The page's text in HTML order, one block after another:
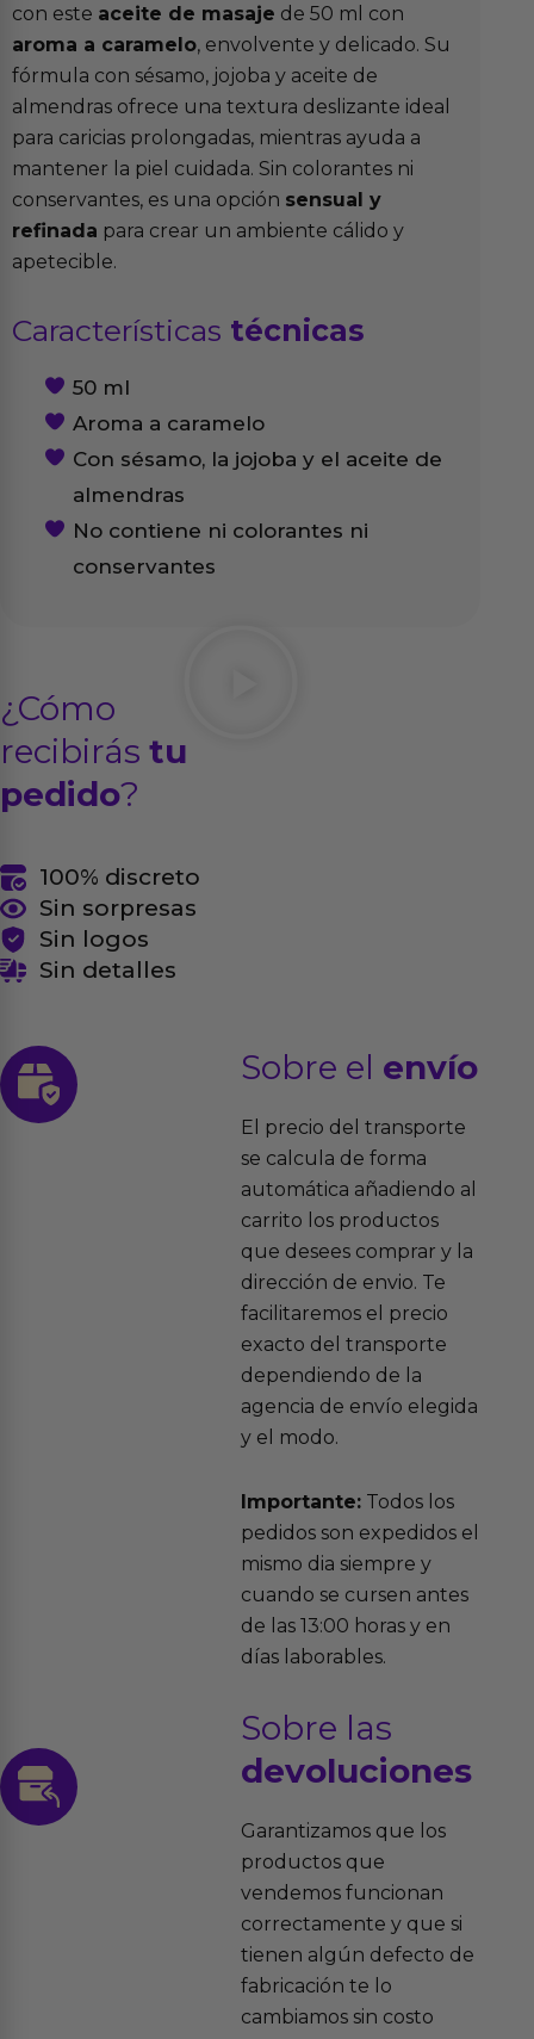
con este aceite de masaje de 50 ml con
aroma a caramelo, envolvente y delicado. Su
fórmula con sésamo, jojoba y aceite de
almendras ofrece una textura deslizante ideal
para caricias prolongadas, mientras ayuda a
mantener la piel cuidada. Sin colorantes ni
conservantes, es una opción sensual y
refinada para crear un ambiente cálido y
apetecible.
Características técnicas
50 ml
Aroma a caramelo
Con sésamo, la jojoba y el aceite de
almendras
No contiene ni colorantes ni
conservantes
¿Cómo
recibirás tu
pedido?
100% discreto
Sin sorpresas
Sin logos
Sin detalles
Sobre el envío
El precio del transporte
se calcula de forma
automática añadiendo al
carrito los productos
que desees comprar y la
dirección de envio. Te
facilitaremos el precio
exacto del transporte
dependiendo de la
agencia de envío elegida
y el modo.
Importante:Todos los
pedidos son expedidos el
mismo dia siempre y
cuando se cursen antes
de las 13:00 horas y en
días laborables.
Sobre las
devoluciones
Garantizamos que los
productos que
vendemos funcionan
correctamente y que si
tienen algún defecto de
fabricación te lo
cambiamos sin costo